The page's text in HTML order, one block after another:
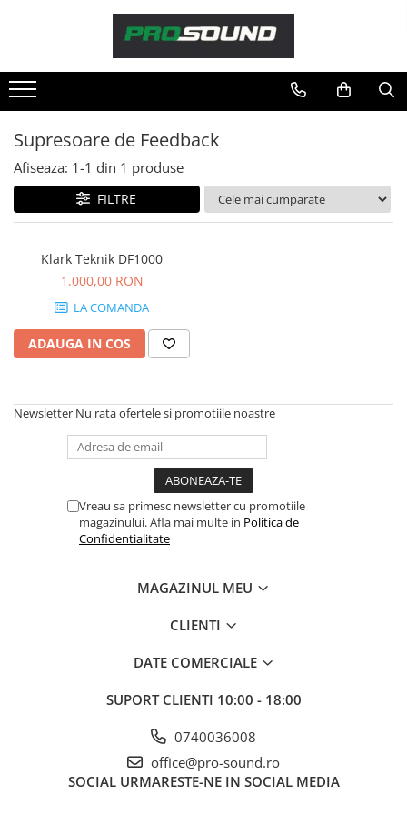
Sonorizare / PA
Adaptoare phantom
Adresare publica 100V
Amplificatoare Audio
Boxe Audio
Mixere audio
Monitorizare In-Ear
Pickup-uri, platane & accesorii
Playere si Recordere
Procesoare si efecte
Stabilizatoare de tensiune UPS si
Unelte Audio
Accesorii de microfoane
Capsule de microfon
Case-uri de microfoane
Microfoane de instrumente
Microfoane de masurare si
Microfoane de studio
Microfoane de voce si live
Microfoane lavaliera si headset
Microfoane podcast, USB, iOS /
Supresoare de Feedback
Afiseaza: 1-1 din 1 produse
FILTRE
Klark Teknik DF1000
1.000,00 RON
LA COMANDA
ADAUGA IN COS
Newsletter Nu rata ofertele si promotiile noastre
Vreau sa primesc newsletter cu promotiile
magazinului. Afla mai multe in Politica de
Confidentialitate
MAGAZINUL MEU
CLIENTI
DATE COMERCIALE
SUPORT CLIENTI 10:00 - 18:00
0740036008
office@pro-sound.ro
SOCIAL URMARESTE-NE IN SOCIAL MEDIA